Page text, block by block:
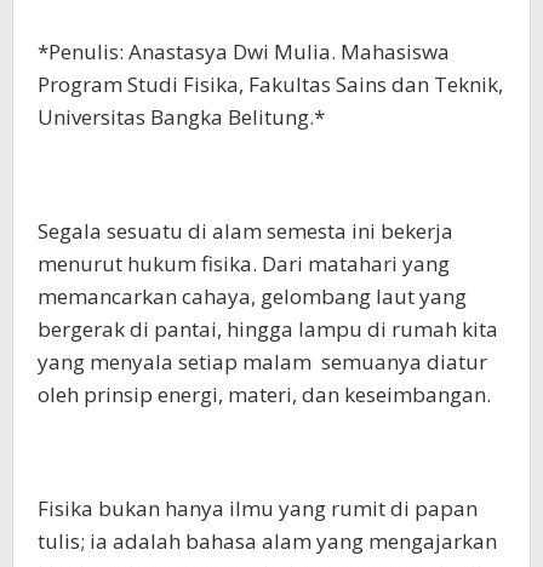
*Penulis: Anastasya Dwi Mulia. Mahasiswa
Program Studi Fisika, Fakultas Sains dan Teknik,
Universitas Bangka Belitung.*
Segala sesuatu di alam semesta ini bekerja
menurut hukum fisika. Dari matahari yang
memancarkan cahaya, gelombang laut yang
bergerak di pantai, hingga lampu di rumah kita
yang menyala setiap malam semuanya diatur
oleh prinsip energi, materi, dan keseimbangan.
Fisika bukan hanya ilmu yang rumit di papan
tulis; ia adalah bahasa alam yang mengajarkan